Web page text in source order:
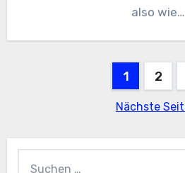
also wie…
1 2
Nächste